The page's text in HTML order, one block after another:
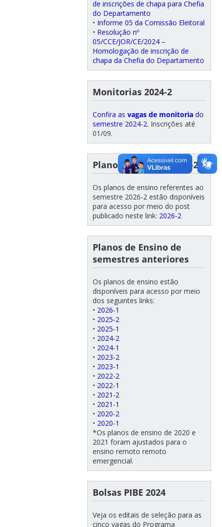
de inscrições de chapa para Chefia
do Departamento
• Informe 05 da Comissão Eleitoral
• Resolução nº
05/CCE/JOR/CE/2024 –
Homologação de inscrição de
chapa da Chefia do Departamento
Monitorias 2024-2
Confira as vagas de monitoriado
semestre 2024-2. Inscrições até
01/09.
Planos de Ensino 2026-2
Os planos de ensino referentes ao
semestre 2026-2 estão disponíveis
para acesso por meio do post
publicado neste link: 2026-2
Planos de Ensino de
semestres anteriores
Os planos de ensino estão
disponíveis para acesso por meio
dos seguintes links:
• 2026-1
• 2025-2
• 2025-1
• 2024-2
• 2024-1
• 2023-2
• 2023-1
• 2022-2
• 2022-1
• 2021-2
• 2021-1
• 2020-2
• 2020-1
*Os planos de ensino de 2020 e
2021 foram ajustados para o
ensino remoto remoto
emergencial.
Bolsas PIBE 2024
Veja os editais de seleção para as
cinco vagas do Programa